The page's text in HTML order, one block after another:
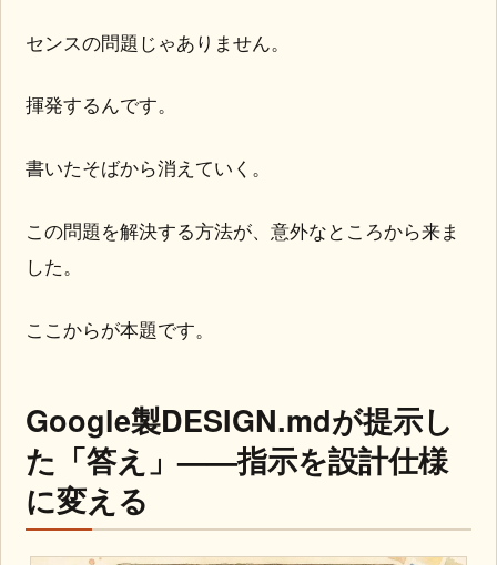
センスの問題じゃありません。
揮発するんです。
書いたそばから消えていく。
この問題を解決する方法が、意外なところから来ま
した。
ここからが本題です。
Google製DESIGN.mdが提示し
た「答え」——指示を設計仕様
に変える